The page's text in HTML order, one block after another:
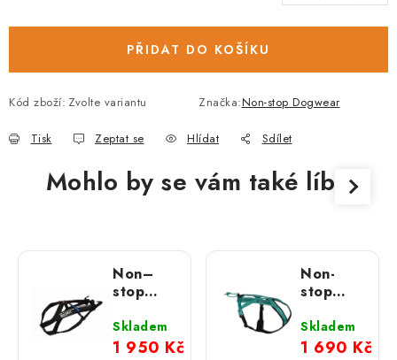
PŘIDAT DO KOŠÍKU
Kód zboží: Zvolte variantu Značka:Non-stop Dogwear
Tisk Zeptat se Hlídat Sdílet
Mohlo by se vám také líbit
Non–
stop
postroj
Free
Skladem
1 950 Kč
Non-
stop
postroj
Rush
Skladem
1 690 Kč